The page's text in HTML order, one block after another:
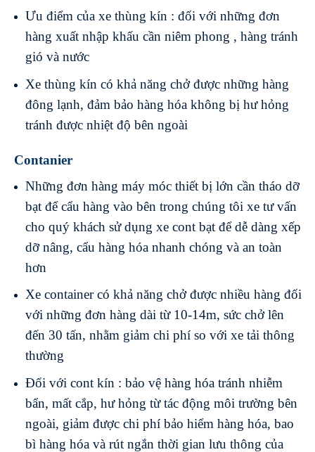
Ưu điểm của xe thùng kín : đối với những đơn
hàng xuất nhập khấu cần niêm phong , hàng tránh
gió và nước
Xe thùng kín có khả năng chở được những hàng
đông lạnh, đảm bảo hàng hóa không bị hư hỏng
tránh được nhiệt độ bên ngoài
Contanier
Những đơn hàng máy móc thiết bị lớn cần tháo dỡ
bạt để cẩu hàng vào bên trong chúng tôi xe tư vấn
cho quý khách sử dụng xe cont bạt để dễ dàng xếp
dỡ nâng, cẩu hàng hóa nhanh chóng và an toàn
hơn
Xe container có khả năng chở được nhiều hàng đối
với những đơn hàng dài từ 10-14m, sức chở lên
đến 30 tấn, nhằm giảm chi phí so với xe tải thông
thường
Đối với cont kín : bảo vệ hàng hóa tránh nhiễm
bẩn, mất cắp, hư hỏng từ tác động môi trường bên
ngoài, giảm được chi phí bảo hiểm hàng hóa, bao
bì hàng hóa và rút ngắn thời gian lưu thông của